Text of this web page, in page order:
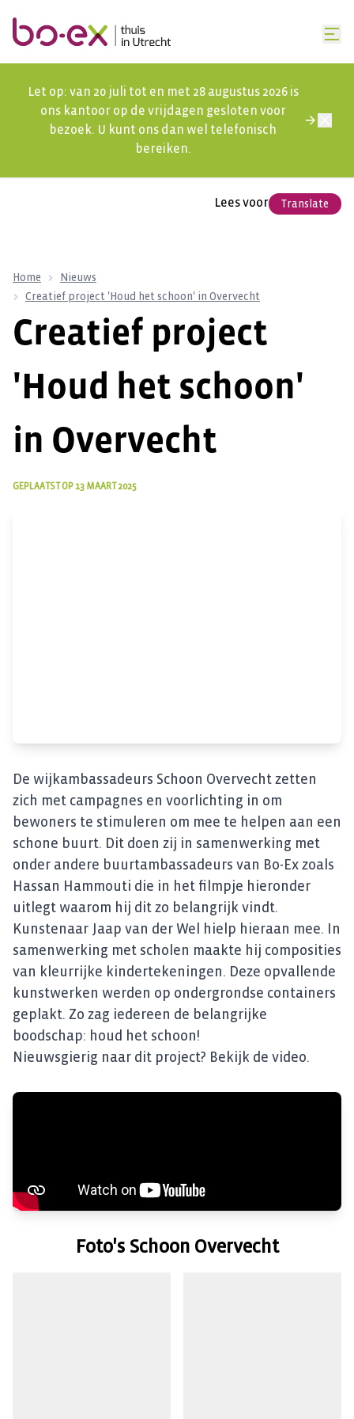
Let op: van 20 juli tot en met 28 augustus 2026 is
ons kantoor op de vrijdagen gesloten voor
bezoek. U kunt ons dan wel telefonisch
bereiken.
Lees voor Translate
Home
Nieuws
Creatief project 'Houd het schoon' in Overvecht
Creatief project
'Houd het schoon'
in Overvecht
GEPLAATST OP13 MAART 2025
De wijkambassadeurs Schoon Overvecht zetten
zich met campagnes en voorlichting in om
bewoners te stimuleren om mee te helpen aan een
schone buurt. Dit doen zij in samenwerking met
onder andere buurtambassadeurs van Bo-Ex zoals
Hassan Hammouti die in het filmpje hieronder
uitlegt waarom hij dit zo belangrijk vindt.
Kunstenaar Jaap van der Wel hielp hieraan mee. In
samenwerking met scholen maakte hij composities
van kleurrijke kindertekeningen. Deze opvallende
kunstwerken werden op ondergrondse containers
geplakt. Zo zag iedereen de belangrijke
boodschap: houd het schoon!
Nieuwsgierig naar dit project? Bekijk de video.
Foto's Schoon Overvecht